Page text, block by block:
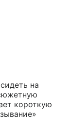
на
короткую